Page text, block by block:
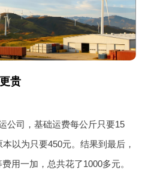
贵
公司，基础运费每公斤只要15
以为只要450元。结果到最后，
用一加，总共花了1000多元。